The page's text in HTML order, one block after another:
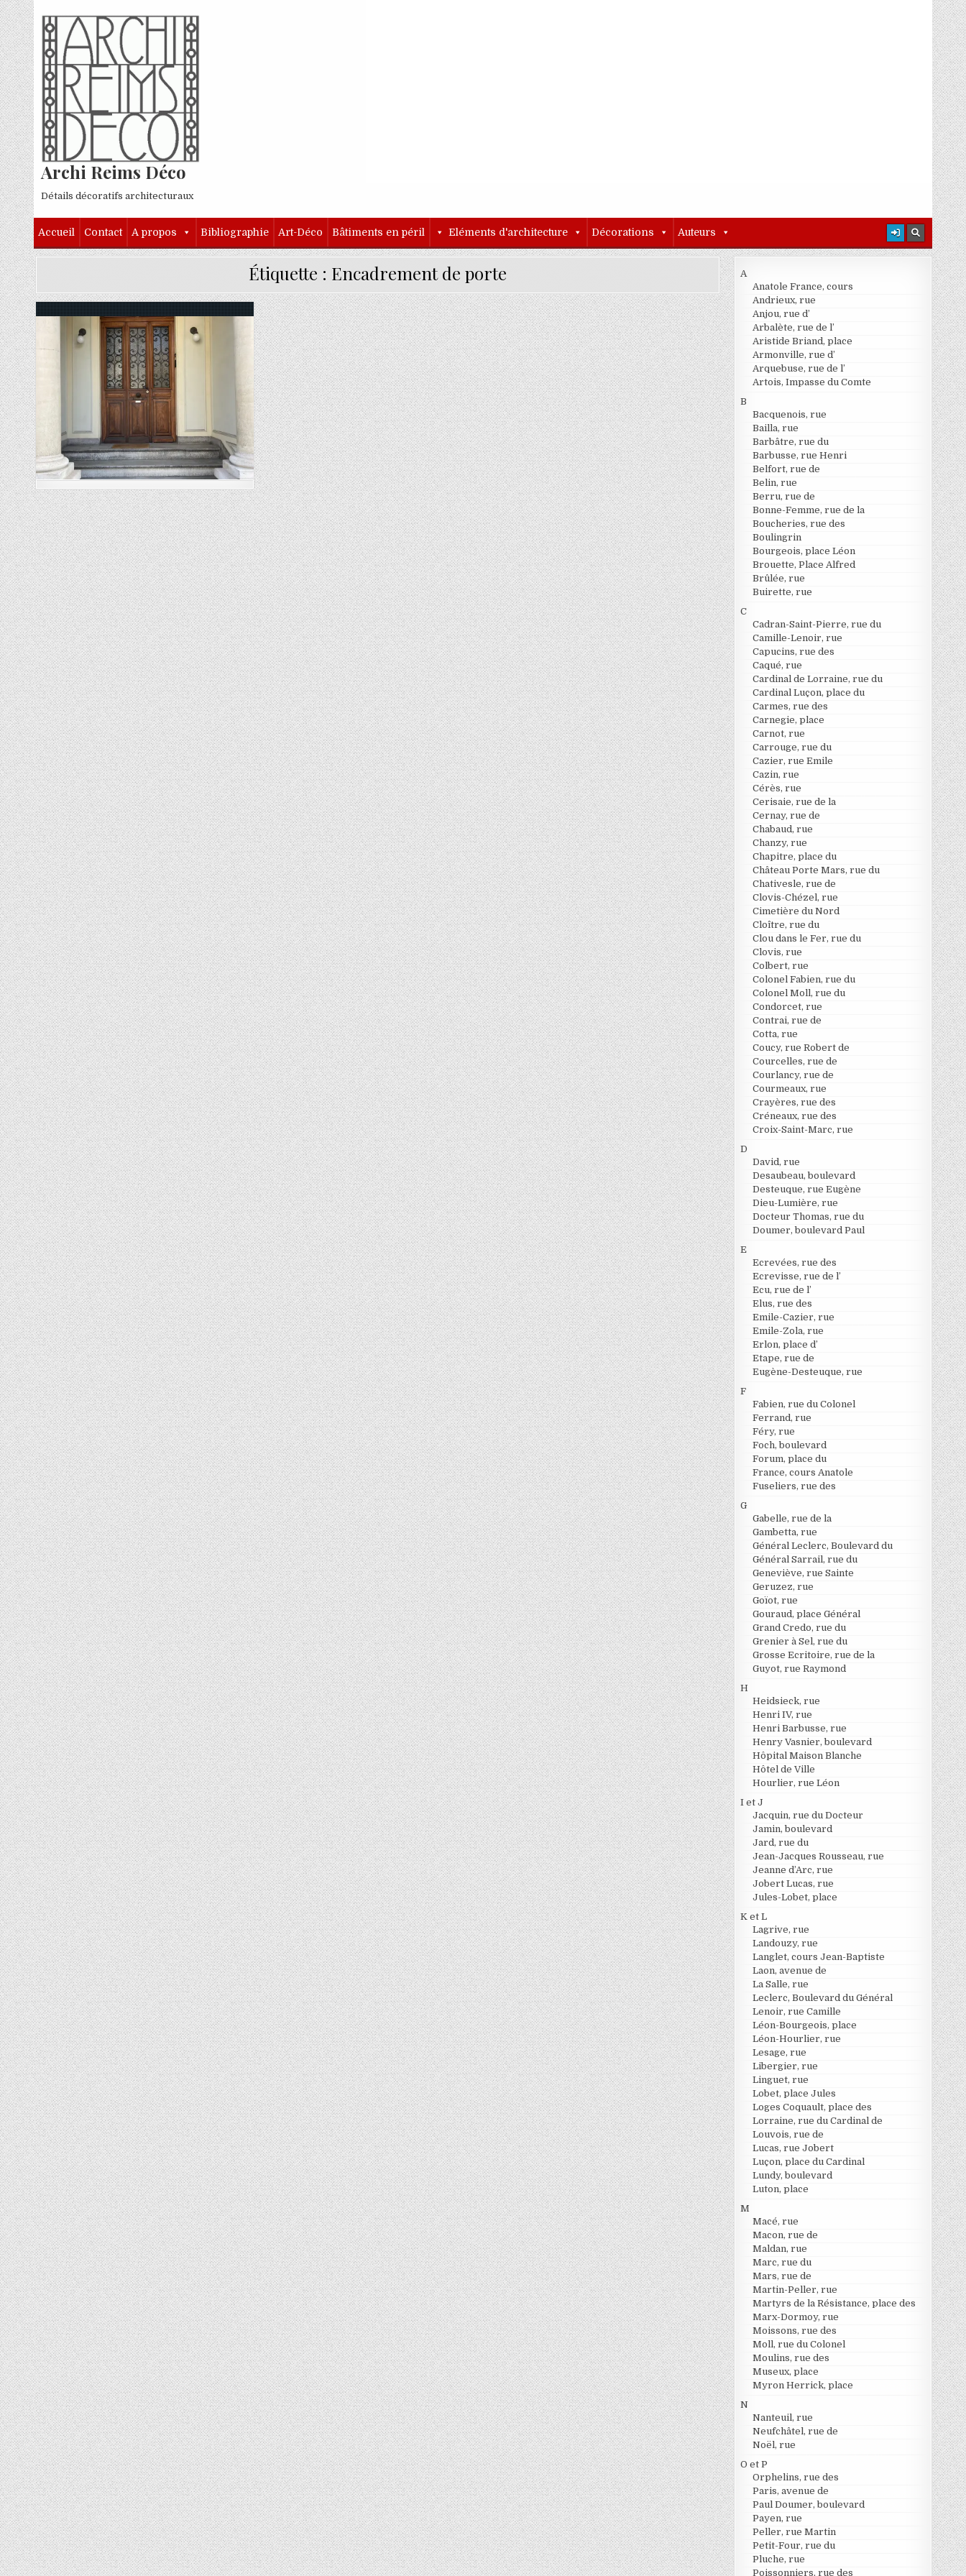
Skip to content
Archi Reims Déco
Détails décoratifs architecturaux
Accueil Contact A propos Bibliographie Art-Déco Bâtiments en péril Eléments d'architecture Décorations Auteurs
Étiquette : Encadrement de porte
Posted in
A
Anatole France, cours
Andrieux, rue
Anjou, rue d’
Arbalète, rue de l’
Aristide Briand, place
Armonville, rue d’
Arquebuse, rue de l’
Artois, Impasse du Comte
B
Bacquenois, rue
Bailla, rue
Barbâtre, rue du
Barbusse, rue Henri
Belfort, rue de
Belin, rue
Berru, rue de
Bonne-Femme, rue de la
Boucheries, rue des
Boulingrin
Bourgeois, place Léon
Brouette, Place Alfred
Brûlée, rue
Buirette, rue
C
Cadran-Saint-Pierre, rue du
Camille-Lenoir, rue
Capucins, rue des
Caqué, rue
Cardinal de Lorraine, rue du
Cardinal Luçon, place du
Carmes, rue des
Carnegie, place
Carnot, rue
Carrouge, rue du
Cazier, rue Emile
Cazin, rue
Cérès, rue
Cerisaie, rue de la
Cernay, rue de
Chabaud, rue
Chanzy, rue
Chapitre, place du
Château Porte Mars, rue du
Chativesle, rue de
Clovis-Chézel, rue
Cimetière du Nord
Cloître, rue du
Clou dans le Fer, rue du
Clovis, rue
Colbert, rue
Colonel Fabien, rue du
Colonel Moll, rue du
Condorcet, rue
Contrai, rue de
Cotta, rue
Coucy, rue Robert de
Courcelles, rue de
Courlancy, rue de
Courmeaux, rue
Crayères, rue des
Créneaux, rue des
Croix-Saint-Marc, rue
D
David, rue
Desaubeau, boulevard
Desteuque, rue Eugène
Dieu-Lumière, rue
Docteur Thomas, rue du
Doumer, boulevard Paul
E
Ecrevées, rue des
Ecrevisse, rue de l’
Ecu, rue de l’
Elus, rue des
Emile-Cazier, rue
Emile-Zola, rue
Erlon, place d’
Etape, rue de
Eugène-Desteuque, rue
F
Fabien, rue du Colonel
Ferrand, rue
Féry, rue
Foch, boulevard
Forum, place du
France, cours Anatole
Fuseliers, rue des
G
Gabelle, rue de la
Gambetta, rue
Général Leclerc, Boulevard du
Général Sarrail, rue du
Geneviève, rue Sainte
Geruzez, rue
Goïot, rue
Gouraud, place Général
Grand Credo, rue du
Grenier à Sel, rue du
Grosse Ecritoire, rue de la
Guyot, rue Raymond
H
Heidsieck, rue
Henri IV, rue
Henri Barbusse, rue
Henry Vasnier, boulevard
Hôpital Maison Blanche
Hôtel de Ville
Hourlier, rue Léon
I et J
Jacquin, rue du Docteur
Jamin, boulevard
Jard, rue du
Jean-Jacques Rousseau, rue
Jeanne d’Arc, rue
Jobert Lucas, rue
Jules-Lobet, place
K et L
Lagrive, rue
Landouzy, rue
Langlet, cours Jean-Baptiste
Laon, avenue de
La Salle, rue
Leclerc, Boulevard du Général
Lenoir, rue Camille
Léon-Bourgeois, place
Léon-Hourlier, rue
Lesage, rue
Libergier, rue
Linguet, rue
Lobet, place Jules
Loges Coquault, place des
Lorraine, rue du Cardinal de
Louvois, rue de
Lucas, rue Jobert
Luçon, place du Cardinal
Lundy, boulevard
Luton, place
M
Macé, rue
Macon, rue de
Maldan, rue
Marc, rue du
Mars, rue de
Martin-Peller, rue
Martyrs de la Résistance, place des
Marx-Dormoy, rue
Moissons, rue des
Moll, rue du Colonel
Moulins, rue des
Museux, place
Myron Herrick, place
N
Nanteuil, rue
Neufchâtel, rue de
Noël, rue
O et P
Orphelins, rue des
Paris, avenue de
Paul Doumer, boulevard
Payen, rue
Peller, rue Martin
Petit-Four, rue du
Pluche, rue
Poissonniers, rue des